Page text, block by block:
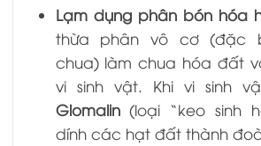
Lạm dụng phân bón hóa
thừa phân vô cơ (đặc
chua) làm chua hóa đất
vi sinh vật. Khi vi sinh
Glomalin(loại “keo sinh
dính các hạt đất thành